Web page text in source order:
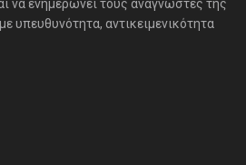
να ενημερώνει τους αναγνώστες της
υπευθυνότητα, αντικειμενικότητα